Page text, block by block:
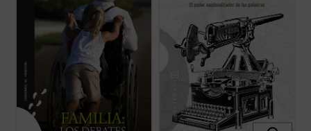
consecuencias tiene la ideología de ...
lenguas como instrumentos de la ...(ver